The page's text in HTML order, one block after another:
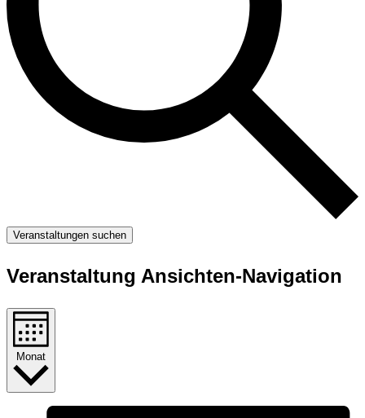
Veranstaltungen suchen
Veranstaltung Ansichten-Navigation
Monat